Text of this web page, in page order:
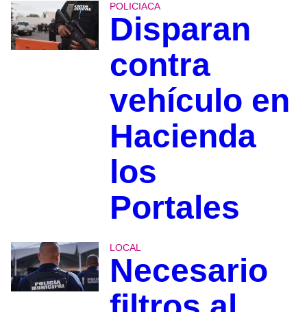
POLICIACA
Disparan
contra
vehículo en
Hacienda
los
Portales
LOCAL
Necesario